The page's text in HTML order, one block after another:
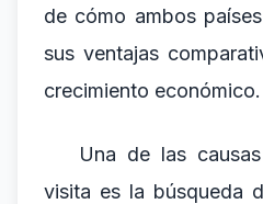
de cómo ambos
sus ventajas
crecimiento económico.
Una de las
visita es la búsqueda